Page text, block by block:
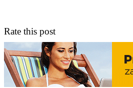
Rate this post